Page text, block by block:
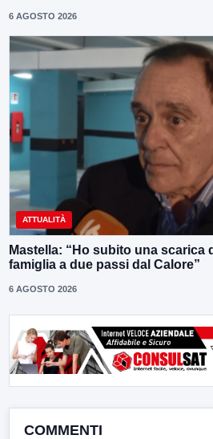
6 AGOSTO 2026
ATTUALITÀ
Mastella: “Ho subito una scarica
famiglia a due passi dal Calore”
6 AGOSTO 2026
COMMENTI